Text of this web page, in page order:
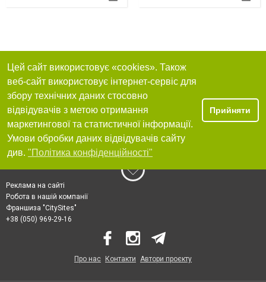
Цей сайт використовує «cookies». Також
веб-сайт використовує інтернет-сервіс для
збору технічних даних стосовно
відвідувачів з метою отримання
маркетингової та статистичної інформації.
Умови обробки даних відвідувачів сайту
див. "Політика конфіденційності"
Прийняти
Реклама на сайті
Робота в нашій компанії
Франшиза "CitySites"
+38 (050) 969-29-16
Про нас Контакти Автори проєкту